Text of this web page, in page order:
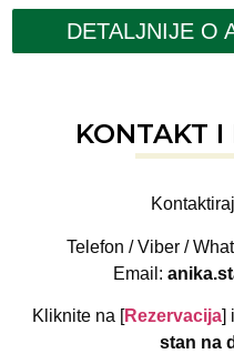
DETALJNIJE O
KONTAKT I
Telefon / Viber /
Email:
Kliknite na [Rezervacija]
stan na